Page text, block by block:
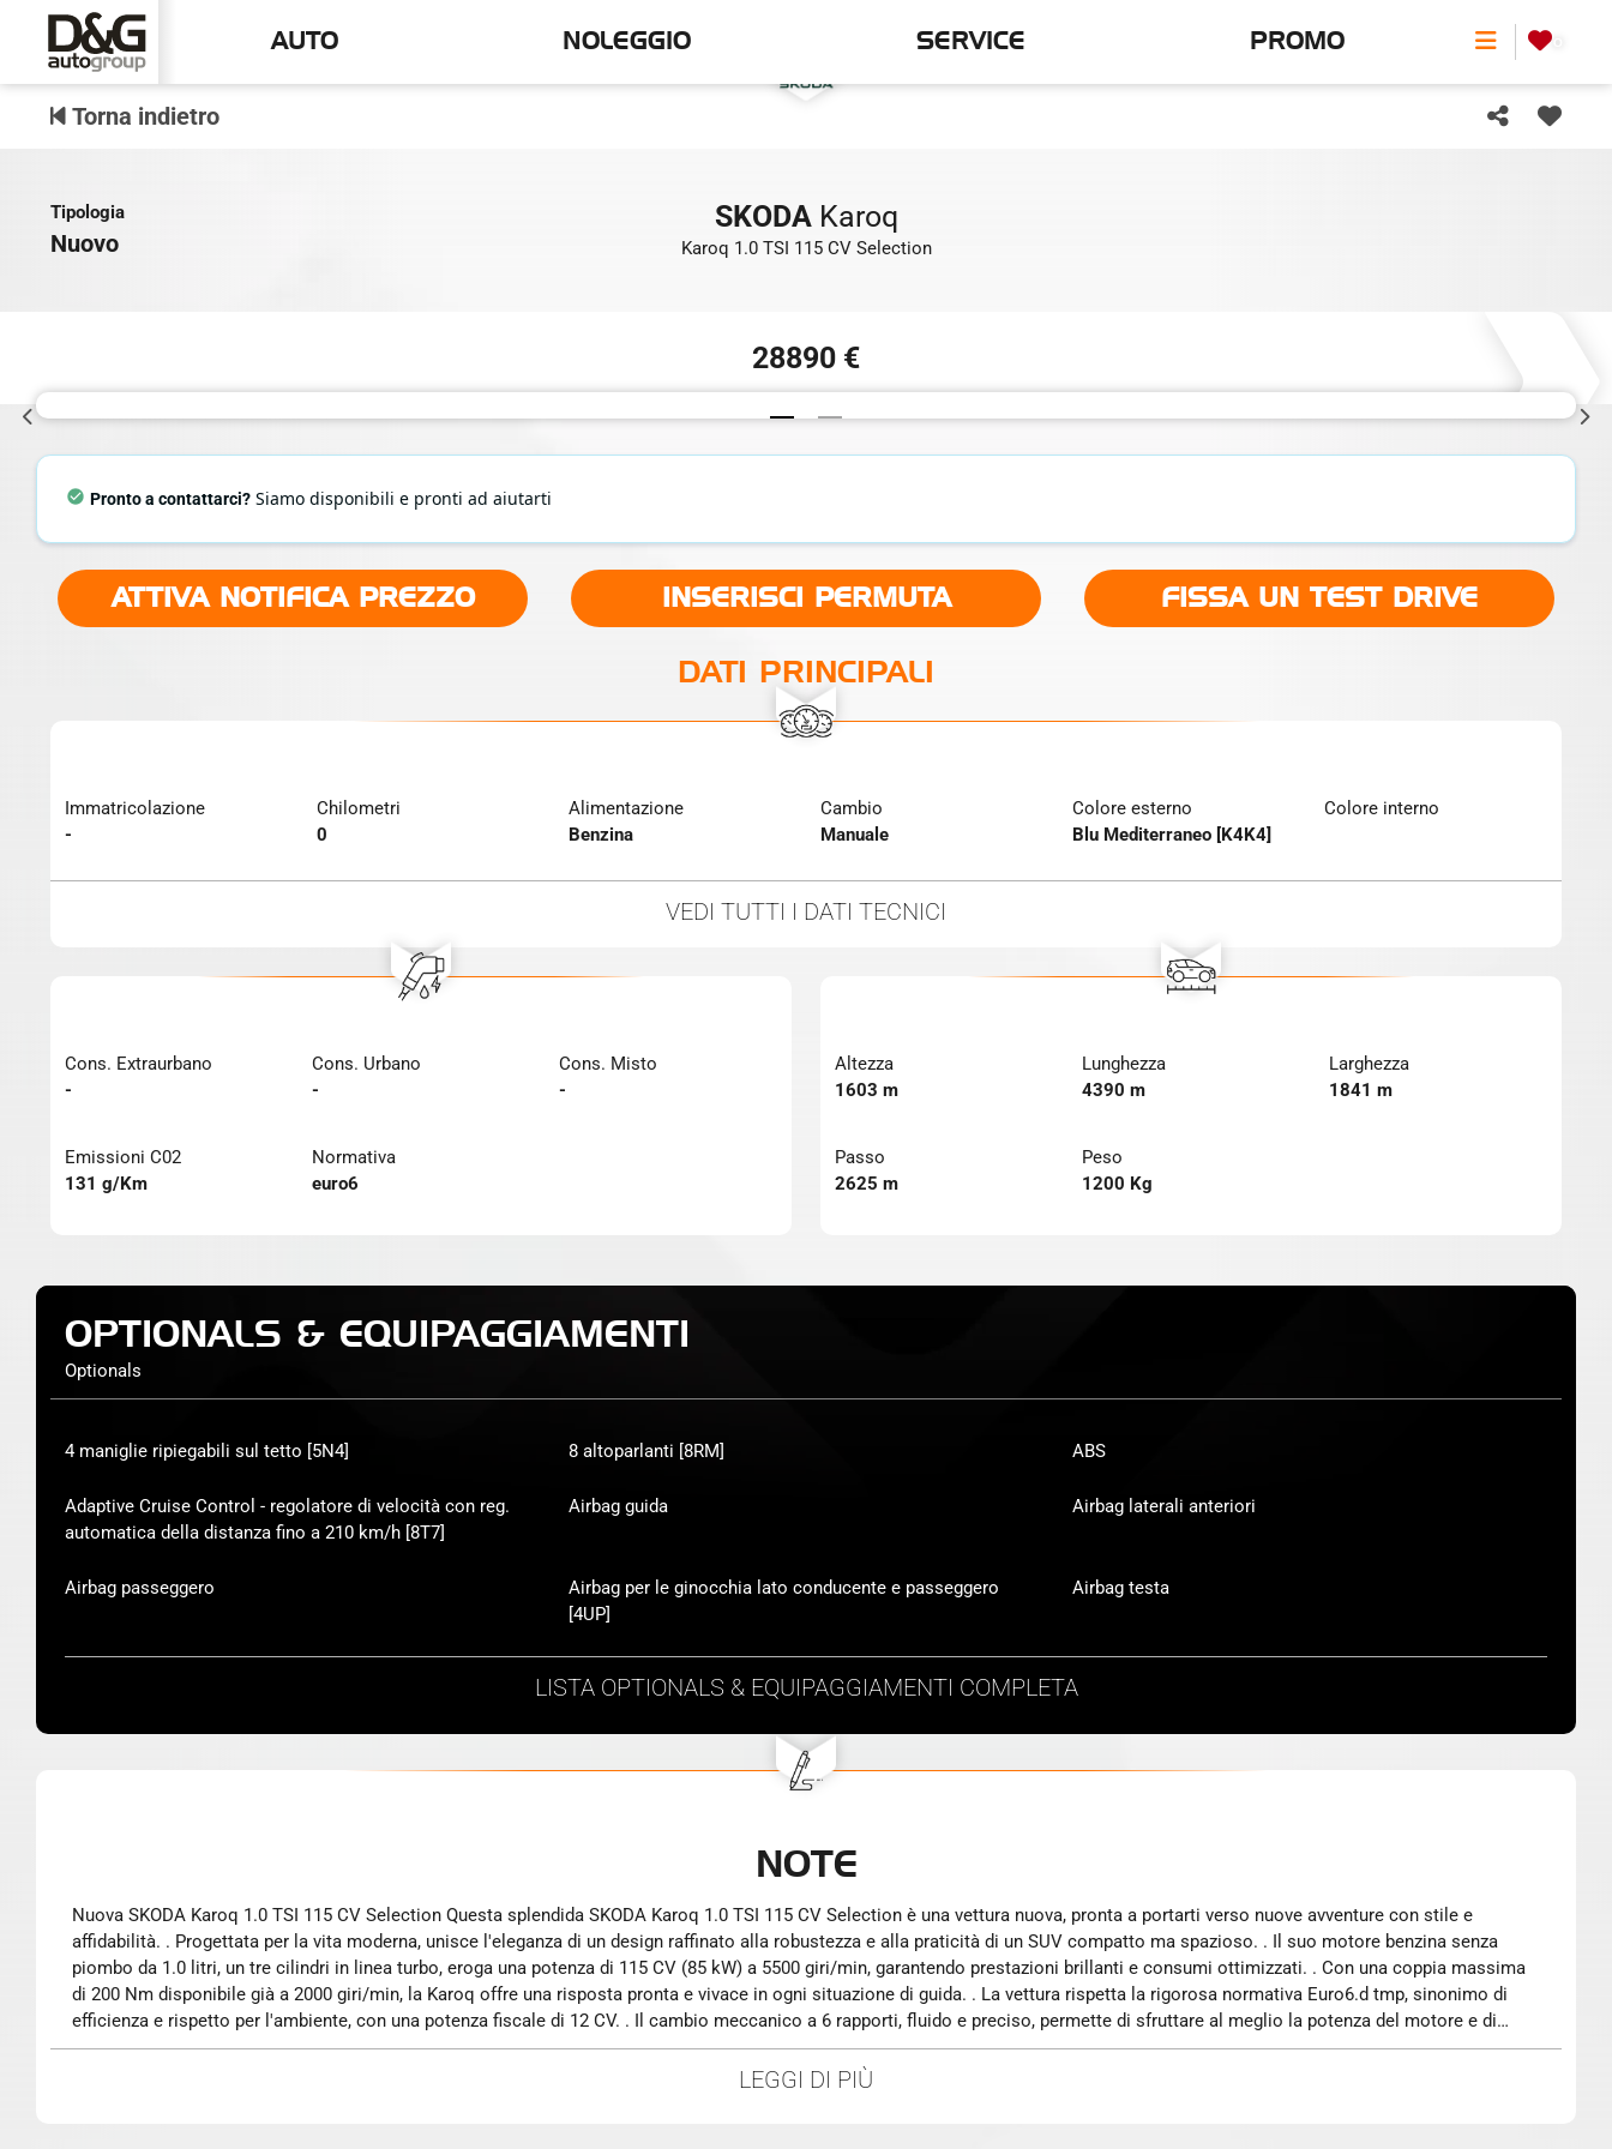
AUTO NOLEGGIO SERVICE PROMO
Torna indietro
Tipologia
Nuovo
SKODA Karoq
Karoq 1.0 TSI 115 CV Selection
28890 €
Pronto a contattarci? Siamo disponibili e pronti ad aiutarti
ATTIVA NOTIFICA PREZZO INSERISCI PERMUTA FISSA UN TEST DRIVE
DATI PRINCIPALI
Immatricolazione
-
Chilometri
0
Alimentazione
Benzina
Cambio
Manuale
Colore esterno
Blu Mediterraneo [K4K4]
Colore interno
VEDI TUTTI I DATI TECNICI
Cons. Extraurbano
-
Cons. Urbano
-
Cons. Misto
-
Emissioni C02
131 g/Km
Normativa
euro6
Altezza
1603 m
Lunghezza
4390 m
Larghezza
1841 m
Passo
2625 m
Peso
1200 Kg
OPTIONALS & EQUIPAGGIAMENTI
Optionals
4 maniglie ripiegabili sul tetto [5N4] 8 altoparlanti [8RM] ABS
Adaptive Cruise Control - regolatore di velocità con reg.
automatica della distanza fino a 210 km/h [8T7]
Airbag guida Airbag laterali anteriori
Airbag passeggero
Airbag per le ginocchia lato conducente e passeggero
[4UP]
Airbag testa
LISTAOPTIONALS & EQUIPAGGIAMENTI COMPLETA
NOTE
Nuova SKODA Karoq 1.0 TSI 115 CV Selection Questa splendida SKODA Karoq 1.0 TSI 115 CV Selection è una vettura nuova, pronta a portarti verso nuove avventure con stile e
affidabilità. . Progettata per la vita moderna, unisce l'eleganza di un design raffinato alla robustezza e alla praticità di un SUV compatto ma spazioso. . Il suo motore benzina senza
piombo da 1.0 litri, un tre cilindri in linea turbo, eroga una potenza di 115 CV (85 kW) a 5500 giri/min, garantendo prestazioni brillanti e consumi ottimizzati. . Con una coppia massima
di 200 Nm disponibile già a 2000 giri/min, la Karoq offre una risposta pronta e vivace in ogni situazione di guida. . La vettura rispetta la rigorosa normativa Euro6.d tmp, sinonimo di
efficienza e rispetto per l'ambiente, con una potenza fiscale di 12 CV. . Il cambio meccanico a 6 rapporti, fluido e preciso, permette di sfruttare al meglio la potenza del motore e di
affrontare ogni percorso con disinvoltura. . La trazione anteriore assicura una guida sicura e prevedibile, perfetta per gli spostamenti quotidiani in città e per le gite fuori porta. . Il
corpo vettura è quello di un versatile fuoristrada/SUV a 5 porte, capace di ospitare comodamente cinque passeggeri, rendendola ideale per la famiglia e per il tempo libero. . Le sue
LEGGI DI PIÙ